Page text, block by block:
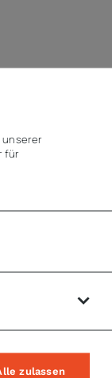
unserer
für
zulassen